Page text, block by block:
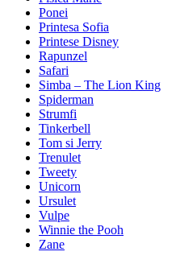
Ponei
Printesa Sofia
Printese Disney
Rapunzel
Safari
Simba – The Lion King
Spiderman
Strumfi
Tinkerbell
Tom si Jerry
Trenulet
Tweety
Unicorn
Ursulet
Vulpe
Winnie the Pooh
Zane